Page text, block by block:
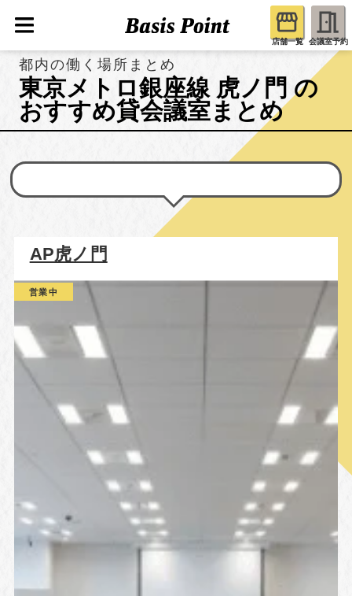
店舗一覧 会議室予約
都内の働く場所まとめ
東京メトロ銀座線 虎ノ門 の
おすすめ貸会議室まとめ
AP虎ノ門
営業中